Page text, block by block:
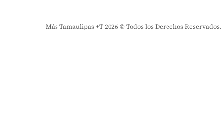
Más Tamaulipas +T 2026 © Todos los Derechos